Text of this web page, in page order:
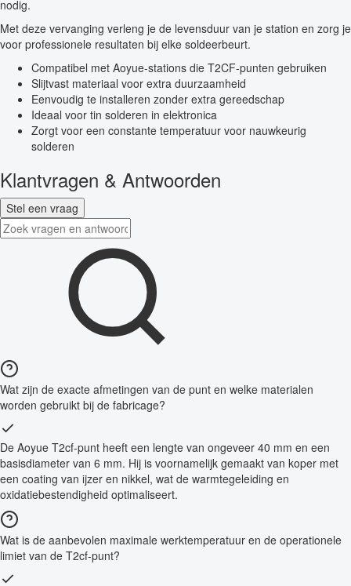
nodig.
Met deze vervanging verleng je de levensduur van je station en zorg je
voor professionele resultaten bij elke soldeerbeurt.
Compatibel met Aoyue-stations die T2CF-punten gebruiken
Slijtvast materiaal voor extra duurzaamheid
Eenvoudig te installeren zonder extra gereedschap
Ideaal voor tin solderen in elektronica
Zorgt voor een constante temperatuur voor nauwkeurig
solderen
Klantvragen & Antwoorden
Stel een vraag
Wat zijn de exacte afmetingen van de punt en welke materialen
worden gebruikt bij de fabricage?
De Aoyue T2cf-punt heeft een lengte van ongeveer 40 mm en een
basisdiameter van 6 mm. Hij is voornamelijk gemaakt van koper met
een coating van ijzer en nikkel, wat de warmtegeleiding en
oxidatiebestendigheid optimaliseert.
Wat is de aanbevolen maximale werktemperatuur en de operationele
limiet van de T2cf-punt?